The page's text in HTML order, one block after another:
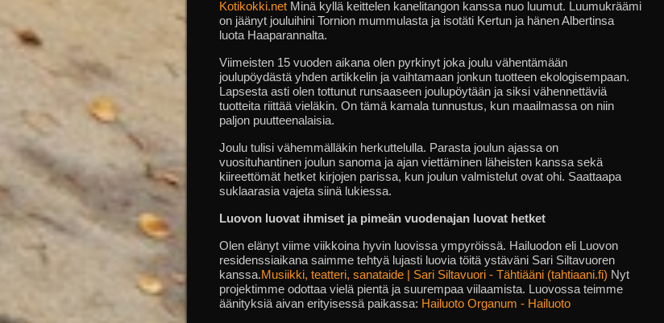
Kotikokki.net Minä kyllä keittelen kanelitangon kanssa nuo luumut. Luumukräämi
on jäänyt jouluihini Tornion mummulasta ja isotäti Kertun ja hänen Albertinsa
luota Haaparannalta.
Viimeisten 15 vuoden aikana olen pyrkinyt joka joulu vähentämään
joulupöydästä yhden artikkelin ja vaihtamaan jonkun tuotteen ekologisempaan.
Lapsesta asti olen tottunut runsaaseen joulupöytään ja siksi vähennettäviä
tuotteita riittää vieläkin. On tämä kamala tunnustus, kun maailmassa on niin
paljon puutteenalaisia.
Joulu tulisi vähemmälläkin herkuttelulla. Parasta joulun ajassa on
vuosituhantinen joulun sanoma ja ajan viettäminen läheisten kanssa sekä
kiireettömät hetket kirjojen parissa, kun joulun valmistelut ovat ohi. Saattaapa
suklaarasia vajeta siinä lukiessa.
Luovon luovat ihmiset ja pimeän vuodenajan luovat hetket
Olen elänyt viime viikkoina hyvin luovissa ympyröissä. Hailuodon eli Luovon
residenssiaikana saimme tehtyä lujasti luovia töitä ystäväni Sari Siltavuoren
kanssa.Musiikki, teatteri, sanataide | Sari Siltavuori - Tähtiääni (tahtiaani.fi) Nyt
projektimme odottaa vielä pientä ja suurempaa viilaamista. Luovossa teimme
äänityksiä aivan erityisessä paikassa: Hailuoto Organum - Hailuoto